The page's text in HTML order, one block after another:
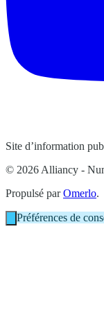
Site d’information
© 2026 Alliancy -
Propulsé parOmerlo.
Préférences de